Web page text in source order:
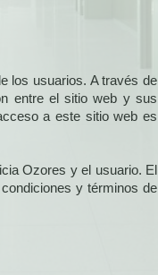
los usuarios. A través de
entre el sitio web y sus
a este sitio web es
Ozores y el usuario. El
y términos de